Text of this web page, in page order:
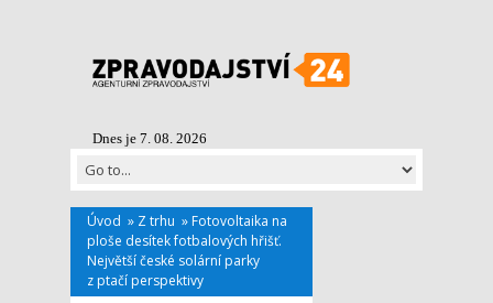
Dnes je 7. 08. 2026
Úvod » Z trhu » Fotovoltaika na
ploše desítek fotbalových hřišť.
Největší české solární parky
z ptačí perspektivy